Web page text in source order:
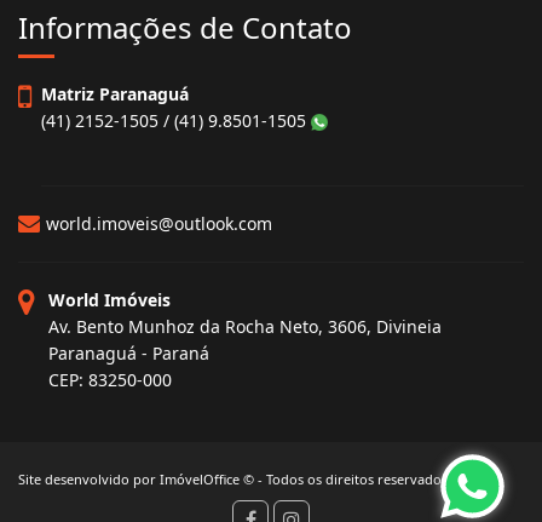
Informações de Contato
Matriz Paranaguá
(41) 2152-1505 / (41) 9.8501-1505
world.imoveis@outlook.com
World Imóveis
Av. Bento Munhoz da Rocha Neto, 3606, Divineia
Paranaguá - Paraná
CEP: 83250-000
Site desenvolvido por ImóvelOffice © - Todos os direitos reservados